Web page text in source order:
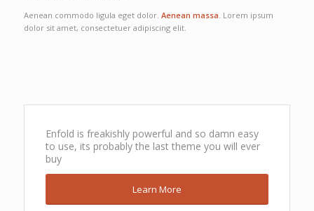
Aenean commodo ligula eget dolor. Aenean massa . Lorem ipsum
dolor sit amet, consectetuer adipiscing elit.
Enfold is freakishly powerful and so damn easy
to use, its probably the last theme you will ever
buy
Learn More